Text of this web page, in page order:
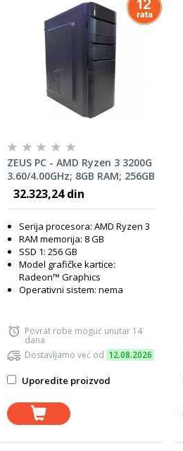
ZEUS PC - AMD Ryzen 3 3200G
3.60/4.00GHz; 8GB RAM; 256GB
SSD; Radeon Vega 8 Graphics
(1234567890519)
32.323,24 din
Serija procesora: AMD Ryzen 3
RAM memorija: 8 GB
SSD 1: 256 GB
Model grafičke kartice:
Radeon™ Graphics
Operativni sistem: nema
Povrat robe moguć unutar 14
dana
Dostavljamo već od 12.08.2026
Uporedite proizvod